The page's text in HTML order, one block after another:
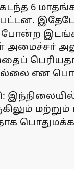
6
இதேபோல
அமைச்சா்
என